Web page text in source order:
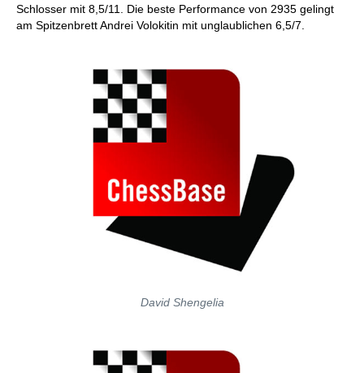
Schlosser mit 8,5/11. Die beste Performance von 2935 gelingt
am Spitzenbrett Andrei Volokitin mit unglaublichen 6,5/7.
David Shengelia